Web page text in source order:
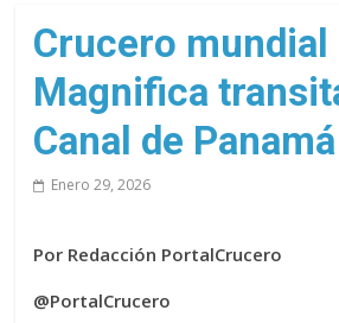
de
cruceros
en
un
solo
Crucero mundial
Magnifica
Canal de Panamá
Enero 29, 2026
Por Redacción PortalCrucero
@PortalCrucero